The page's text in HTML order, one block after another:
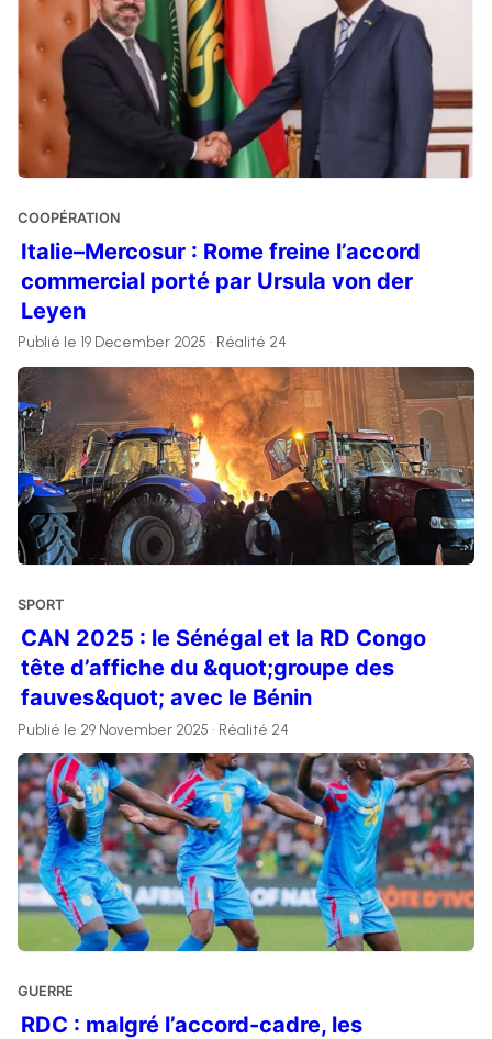
COOPÉRATION
Italie–Mercosur : Rome freine l’accord
commercial porté par Ursula von der
Leyen
Publié le 19 December 2025 • Réalité 24
SPORT
CAN 2025 : le Sénégal et la RD Congo
tête d’affiche du &quot;groupe des
fauves&quot; avec le Bénin
Publié le 29 November 2025 • Réalité 24
GUERRE
RDC : malgré l’accord-cadre, les